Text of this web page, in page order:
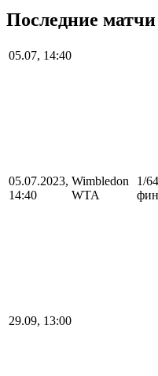
Последние
05.07, 14:40
05.07.2023,
14:40
Wimbledon
WTA
1/64
29.09, 13:00